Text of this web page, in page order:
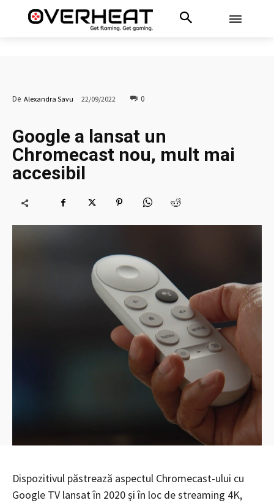
De Alexandra Savu 22/09/2022 0
Google a lansat un
Chromecast nou, mult mai
accesibil
Dispozitivul păstrează aspectul Chromecast-ului cu
Google TV lansat în 2020 și în loc de streaming 4K,